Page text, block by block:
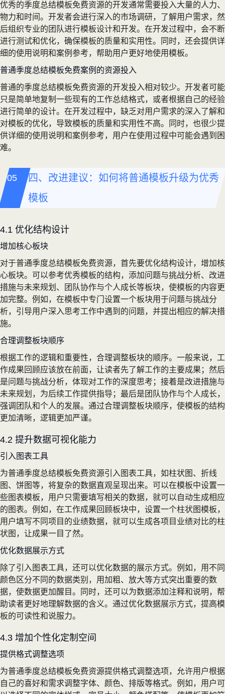
优秀的季度总结模板免费资源的开发通常需要投入大量的人力、
物力和时间。开发者会进行深入的市场调研，了解用户需求，然
后组织专业的团队进行模板设计和开发。在开发过程中，会不断
进行测试和优化，确保模板的质量和实用性。同时，还会提供详
细的使用说明和案例参考，帮助用户更好地使用模板。
普通季度总结模板免费案例的资源投入
普通的季度总结模板免费资源的开发投入相对较少。开发者可能
只是简单地复制一些现有的工作总结格式，或者根据自己的经验
进行简单的设计。在开发过程中，缺乏对用户需求的深入了解和
对模板的优化，导致模板的质量和实用性不高。同时，也很少提
供详细的使用说明和案例参考，用户在使用过程中可能会遇到困
难。
四、改进建议：如何将普通模板升级为优秀
模板
4.1 优化结构设计
增加核心板块
对于普通季度总结模板免费资源，首先要优化结构设计，增加核
心板块。可以参考优秀模板的结构，添加问题与挑战分析、改进
措施与未来规划、团队协作与个人成长等板块，使模板的内容更
加完整。例如，在模板中专门设置一个板块用于问题与挑战分
析，引导用户深入思考工作中遇到的问题，并提出相应的解决措
施。
合理调整板块顺序
根据工作的逻辑和重要性，合理调整板块的顺序。一般来说，工
作成果回顾应该放在前面，让读者先了解工作的主要成果；然后
是问题与挑战分析，体现对工作的深度思考；接着是改进措施与
未来规划，为后续工作提供指导；最后是团队协作与个人成长，
强调团队和个人的发展。通过合理调整板块顺序，使模板的结构
更加清晰，逻辑更加严谨。
4.2 提升数据可视化能力
引入图表工具
为普通季度总结模板免费资源引入图表工具，如柱状图、折线
图、饼图等，将复杂的数据直观呈现出来。可以在模板中设置一
些图表模板，用户只需要填写相关的数据，就可以自动生成相应
的图表。例如，在工作成果回顾板块中，设置一个柱状图模板，
用户填写不同项目的业绩数据，就可以生成各项目业绩对比的柱
状图，让成果一目了然。
优化数据展示方式
除了引入图表工具，还可以优化数据的展示方式。例如，用不同
颜色区分不同的数据类别，用加粗、放大等方式突出重要的数
据，使数据更加醒目。同时，还可以为数据添加注释和说明，帮
助读者更好地理解数据的含义。通过优化数据展示方式，提高模
板的可读性和说服力。
4.3 增加个性化定制空间
提供格式调整选项
为普通季度总结模板免费资源提供格式调整选项，允许用户根据
自己的喜好和需求调整字体、颜色、排版等格式。例如，用户可